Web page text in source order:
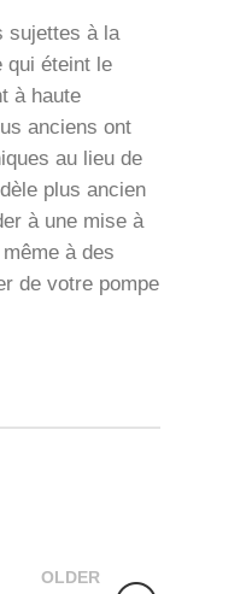
sujettes à la
qui éteint le
à haute
anciens ont
au lieu de
plus ancien
à une mise à
à des
de votre pompe
OLDER